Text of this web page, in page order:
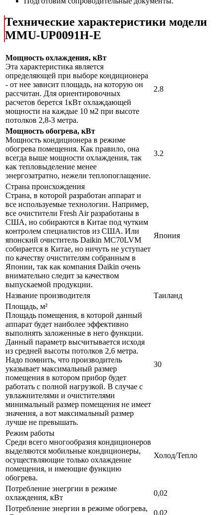
Технические характеристики модели
MMU-UP0091H-E
Мощность охлаждения, кВт
Эта характеристика является
определяющей при выборе кондиционера
- от нее зависит площадь, на которую он
рассчитан. Для ориентировочных
расчетов берется 1кВт охлаждающей
мощности на каждые 10 м2 при высоте
потолков 2,8-3 метра.
2.8
Мощность обогрева, кВт
Мощность кондиционера в режиме
обогрева помещения. Как правило, она
всегда выше мощности охлаждения, так
как тепловыделение менее
энергозатратно, нежели теплопоглащение.
3.2
Страна происхождения
Страна, в которой разработан аппарат и
все используемые технологии. Например,
все очистители Fresh Air разработаны в
США, но собираются в Китае под чутким
контролем специалистов из США. Или
японский очиститель Daikin MC70LVM
собирается в Китае, но ничуть не уступает
по качеству очистителям собранным в
Японии, так как компания Daikin очень
внимательно следит за качеством
выпускаемой продукции.
Япония
Название производителя
Таиланд
Площадь, м²
Площадь помещения, в которой данный
аппарат будет наиболее эффективно
выполнять заложенные в него функции.
Данный параметр высчитывается исходя
из средней высоты потолков 2,6 метра.
Надо помнить, что производитель
указывает максимальный размер
помещения в котором прибор будет
работать с полной нагрузкой. В случае с
увлажнителями и очистителями
минимальный размер помещения не имеет
значения, а вот максимальный размер
лучше не превышать.
30
Режим работы
Среди всего многообразия кондиционеров
выделяются мобильные кондиционеры,
осуществляющие только охлаждение
помещения, и имеющие функцию
обогрева.
Холод/Тепло
Потребление энегргии в режиме
охлаждения, кВт
0,02
Потребление энергии в режиме обогрева,
0,02